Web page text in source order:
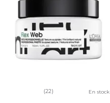
(22) En stock